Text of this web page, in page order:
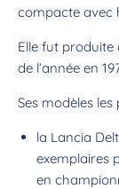
compacte avec
Elle fut produite
de l’année en
Ses modèles
la Lancia
exemplaires
en